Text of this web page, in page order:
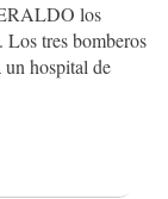
los
Los tres bomberos
un hospital de